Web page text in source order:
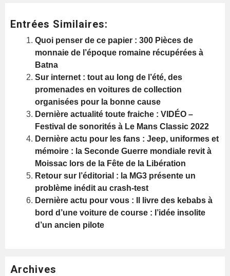
Entrées Similaires:
Quoi penser de ce papier : 300 Pièces de
monnaie de l’époque romaine récupérées à
Batna
Sur internet : tout au long de l’été, des
promenades en voitures de collection
organisées pour la bonne cause
Dernière actualité toute fraiche : VIDÉO –
Festival de sonorités à Le Mans Classic 2022
Dernière actu pour les fans : Jeep, uniformes et
mémoire : la Seconde Guerre mondiale revit à
Moissac lors de la Fête de la Libération
Retour sur l’éditorial : la MG3 présente un
problème inédit au crash-test
Dernière actu pour vous : Il livre des kebabs à
bord d’une voiture de course : l’idée insolite
d’un ancien pilote
Archives